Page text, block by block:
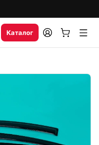
Каталог